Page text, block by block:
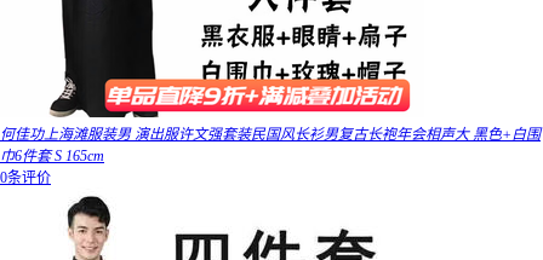
何佳功上海滩服装男 演出服许文强套装民国风长衫男复古长袍年会相声大 黑色+白围
巾6件套 S 165cm
0条评价